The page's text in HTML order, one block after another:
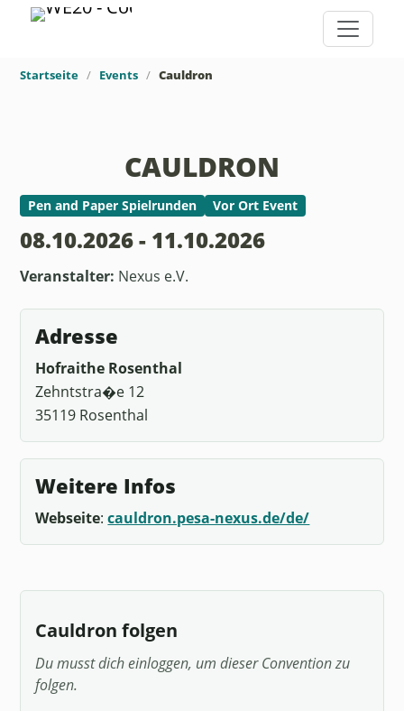
Startseite Events Cauldron
CAULDRON
Pen and Paper Spielrunden Vor Ort Event
08.10.2026 - 11.10.2026
Veranstalter: Nexus e.V.
Adresse
Hofraithe Rosenthal
Zehntstra�e 12
35119 Rosenthal
Weitere Infos
Webseite:cauldron.pesa-nexus.de/de/
Cauldron folgen
Du musst dich einloggen, um dieser Convention zu
folgen.